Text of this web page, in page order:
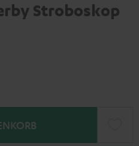
Stroboskop